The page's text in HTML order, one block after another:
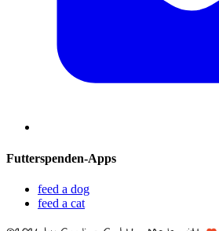
Futterspenden-Apps
feed a dog
feed a cat